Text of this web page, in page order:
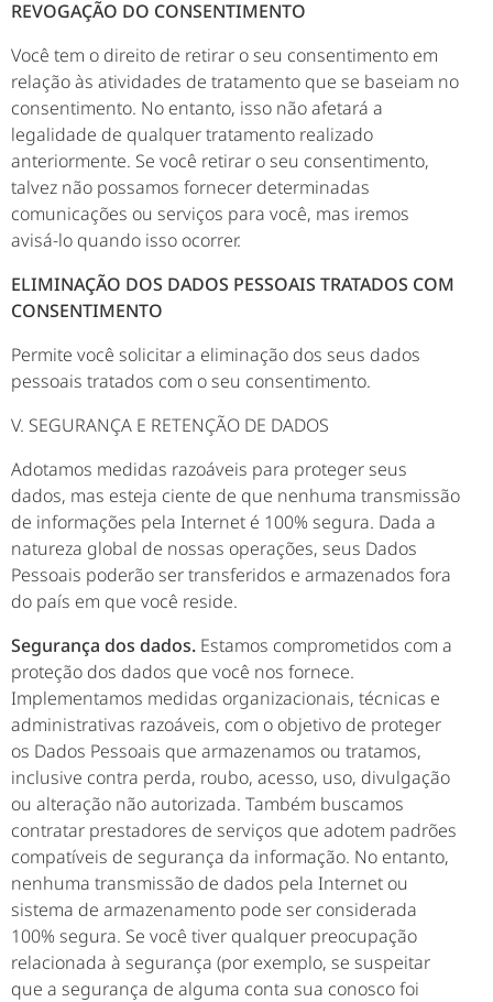
REVOGAÇÃO DO CONSENTIMENTO
Você tem o direito de retirar o seu consentimento em
relação às atividades de tratamento que se baseiam no
consentimento. No entanto, isso não afetará a
legalidade de qualquer tratamento realizado
anteriormente. Se você retirar o seu consentimento,
talvez não possamos fornecer determinadas
comunicações ou serviços para você, mas iremos
avisá-lo quando isso ocorrer.
ELIMINAÇÃO DOS DADOS PESSOAIS TRATADOS COM
CONSENTIMENTO
Permite você solicitar a eliminação dos seus dados
pessoais tratados com o seu consentimento.
V. SEGURANÇA E RETENÇÃO DE DADOS
Adotamos medidas razoáveis para proteger seus
dados, mas esteja ciente de que nenhuma transmissão
de informações pela Internet é 100% segura. Dada a
natureza global de nossas operações, seus Dados
Pessoais poderão ser transferidos e armazenados fora
do país em que você reside.
Segurança dos dados. Estamos comprometidos com a
proteção dos dados que você nos fornece.
Implementamos medidas organizacionais, técnicas e
administrativas razoáveis, com o objetivo de proteger
os Dados Pessoais que armazenamos ou tratamos,
inclusive contra perda, roubo, acesso, uso, divulgação
ou alteração não autorizada. Também buscamos
contratar prestadores de serviços que adotem padrões
compatíveis de segurança da informação. No entanto,
nenhuma transmissão de dados pela Internet ou
sistema de armazenamento pode ser considerada
100% segura. Se você tiver qualquer preocupação
relacionada à segurança (por exemplo, se suspeitar
que a segurança de alguma conta sua conosco foi